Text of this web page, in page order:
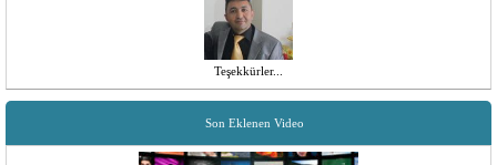
Teşekkürler...
Son Eklenen Video